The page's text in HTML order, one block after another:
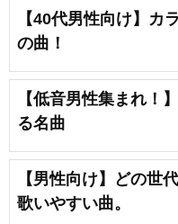
【40代男性向け】カ
の曲！
【低音男性集まれ！
る名曲
【男性向け】どの世
歌いやすい曲。